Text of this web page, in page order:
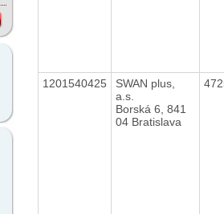
1201540425
SWAN plus,
a.s.
Borská 6, 841
04 Bratislava